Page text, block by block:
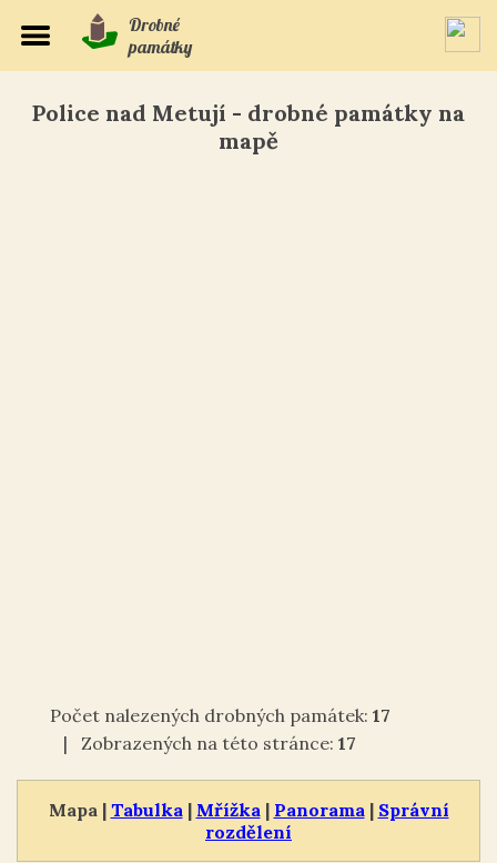
Drobné
památky
Police nad Metují - drobné památky na
mapě
Počet nalezených drobných památek: 17
| Zobrazených na této stránce: 17
Mapa | Tabulka | Mřížka | Panorama | Správní
rozdělení